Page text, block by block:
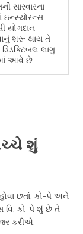
સારવારના
ઇન્સ્યોરન્સ
યોગદાન
શરૂ થાય તે
લાગુ
આવે છે.
શું
છતાં, કો-પે અને
વિ. કો-પે શું છે તે
કરીએ: